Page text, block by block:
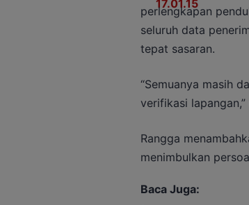
perlengkapan
seluruh data
tepat sasaran.
“Semuanya masih
verifikasi lapangan,”
Rangga
menimbulkan
Baca Juga: